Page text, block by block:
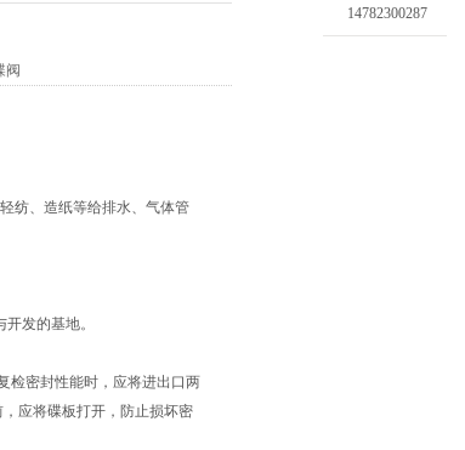
阀
纺、造纸等给排水、气体管
发的基地。
密封性能时，应将进出口两
应将碟板打开，防止损坏密
14782300287